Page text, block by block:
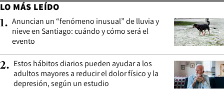
LO MÁS LEÍDO
1. Anuncian un “fenómeno inusual” de lluvia y
nieve en Santiago: cuándo y cómo será el
evento
2. Estos hábitos diarios pueden ayudar a los
adultos mayores a reducir el dolor físico y la
depresión, según un estudio